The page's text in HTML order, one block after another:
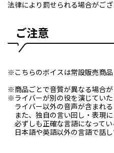
法律により罰せられる場合がござ
ご注意
※こちらのボイスは常設販売商品
※商品ごとで音質が異なる場合が
※ライバーが別の役を演じていた
ライバー以外の音声が含まれる
また、独自の言い回し・表現に
必ずしも正確な言語になってい
日本語や英語以外の言語で話し